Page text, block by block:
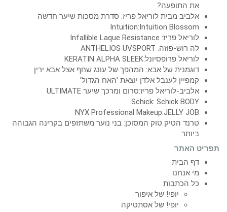
את התופעה?
אלביב מבית לוריאל פריז: סדרת מסכות שיער חדשה
Intuition:Intuition Blossom
לוריאל פריז: Infallible Laque Resistance
לה רוש-פוזה: ANTHELIOS UVSPORT
לוריאל פרופסיונל:KERATIN ALPHA SLEEK
דוגמנית של אבא: המהפך של עונג שחף אצל אבא ירין
קמפיין לענבל אלדן יוצאת 'האח הגדול'
אלביב-לוריאל פריז:סרום ומרכך שיער ULTIMATE
Schick: Schick BODY
NYX Professional Makeup:JELLY JOB
טרנד הטיק טוק המסוכן: בני נוער משתזפים בקרינה הגבוהה
ביותר
תפריט האתר
דף הבית
מי אנחנו
כל הכתבות
יופי! של איפור
יופי! של אסתטיקה